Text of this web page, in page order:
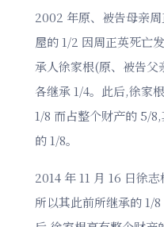
2002 年原、被告母亲
屋的 1/2 因周正英死亡
承人徐家根(原、被告父
各继承 1/4。此后,徐家
1/8 而占整个财产的 5/
的 1/8。
2014 年 11 月 16 日徐
所以其此前所继承的 1/